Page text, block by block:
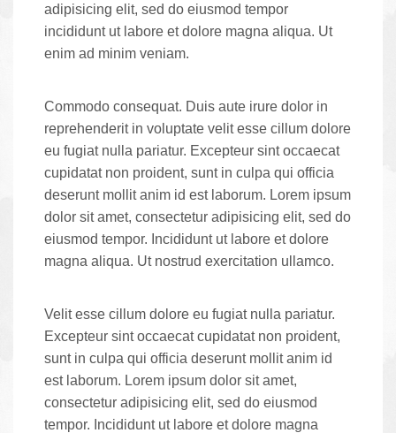
adipisicing elit, sed do eiusmod tempor
incididunt ut labore et dolore magna aliqua. Ut
enim ad minim veniam.
Commodo consequat. Duis aute irure dolor in
reprehenderit in voluptate velit esse cillum dolore
eu fugiat nulla pariatur. Excepteur sint occaecat
cupidatat non proident, sunt in culpa qui officia
deserunt mollit anim id est laborum. Lorem ipsum
dolor sit amet, consectetur adipisicing elit, sed do
eiusmod tempor. Incididunt ut labore et dolore
magna aliqua. Ut nostrud exercitation ullamco.
Velit esse cillum dolore eu fugiat nulla pariatur.
Excepteur sint occaecat cupidatat non proident,
sunt in culpa qui officia deserunt mollit anim id
est laborum. Lorem ipsum dolor sit amet,
consectetur adipisicing elit, sed do eiusmod
tempor. Incididunt ut labore et dolore magna